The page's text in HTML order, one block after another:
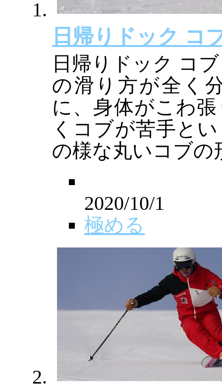
日帰りドック コ
日帰りドック コ
の滑り方が全く
に、身体がこわ
くコブが苦手と
の様な丸いコブ
2020/10/1
極める